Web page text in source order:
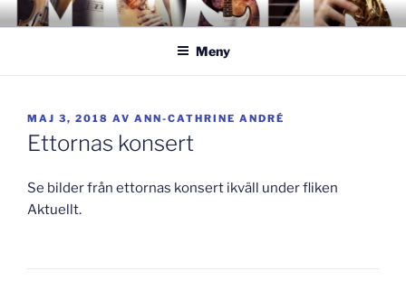
Hoppa
till
GISLAVEDMUSIKESTET
– här formas framtiden!
Meny
PUBLICERAT
MAJ 3, 2018 AV ANN-CATHRINE ANDRÉ
Ettornas konsert
Se bilder från ettornas konsert ikväll under fliken
Aktuellt.